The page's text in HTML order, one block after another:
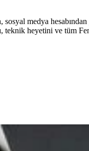
sosyal medya
teknik heyetini ve tüm